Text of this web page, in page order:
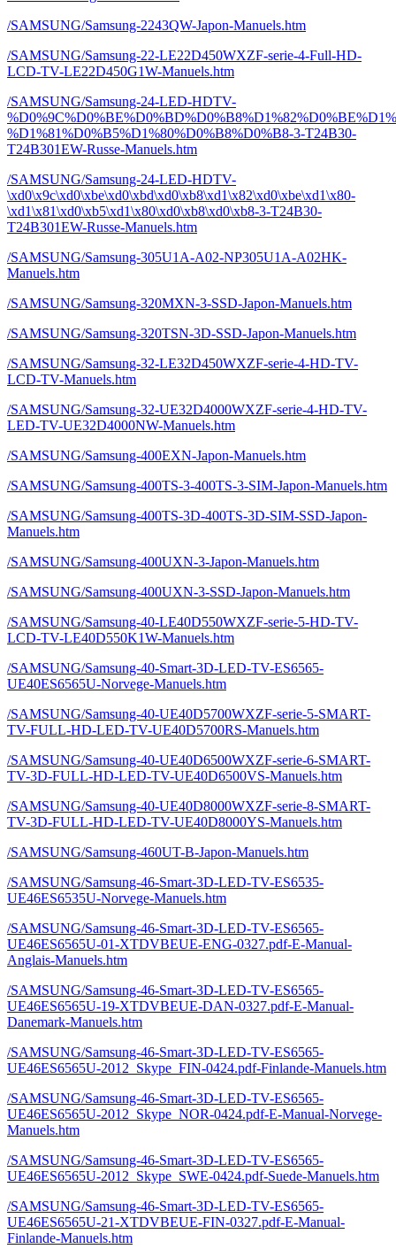
/SAMSUNG/Samsung-2243QW-Japon-Manuels.htm
/SAMSUNG/Samsung-22-LE22D450WXZF-serie-4-Full-HD-
LCD-TV-LE22D450G1W-Manuels.htm
/SAMSUNG/Samsung-24-LED-HDTV-
%D1%81%D0%B5%D1%80%D0%B8%D0%B8-3-T24B30-
T24B301EW-Russe-Manuels.htm
/SAMSUNG/Samsung-24-LED-HDTV-
\xd0\x9c\xd0\xbe\xd0\xbd\xd0\xb8\xd1\x82\xd0\xbe\xd1\x80-
\xd1\x81\xd0\xb5\xd1\x80\xd0\xb8\xd0\xb8-3-T24B30-
T24B301EW-Russe-Manuels.htm
/SAMSUNG/Samsung-305U1A-A02-NP305U1A-A02HK-
Manuels.htm
/SAMSUNG/Samsung-320MXN-3-SSD-Japon-Manuels.htm
/SAMSUNG/Samsung-320TSN-3D-SSD-Japon-Manuels.htm
/SAMSUNG/Samsung-32-LE32D450WXZF-serie-4-HD-TV-
LCD-TV-Manuels.htm
/SAMSUNG/Samsung-32-UE32D4000WXZF-serie-4-HD-TV-
LED-TV-UE32D4000NW-Manuels.htm
/SAMSUNG/Samsung-400EXN-Japon-Manuels.htm
/SAMSUNG/Samsung-400TS-3-400TS-3-SIM-Japon-Manuels.htm
/SAMSUNG/Samsung-400TS-3D-400TS-3D-SIM-SSD-Japon-
Manuels.htm
/SAMSUNG/Samsung-400UXN-3-Japon-Manuels.htm
/SAMSUNG/Samsung-400UXN-3-SSD-Japon-Manuels.htm
/SAMSUNG/Samsung-40-LE40D550WXZF-serie-5-HD-TV-
LCD-TV-LE40D550K1W-Manuels.htm
/SAMSUNG/Samsung-40-Smart-3D-LED-TV-ES6565-
UE40ES6565U-Norvege-Manuels.htm
/SAMSUNG/Samsung-40-UE40D5700WXZF-serie-5-SMART-
TV-FULL-HD-LED-TV-UE40D5700RS-Manuels.htm
/SAMSUNG/Samsung-40-UE40D6500WXZF-serie-6-SMART-
TV-3D-FULL-HD-LED-TV-UE40D6500VS-Manuels.htm
/SAMSUNG/Samsung-40-UE40D8000WXZF-serie-8-SMART-
TV-3D-FULL-HD-LED-TV-UE40D8000YS-Manuels.htm
/SAMSUNG/Samsung-460UT-B-Japon-Manuels.htm
/SAMSUNG/Samsung-46-Smart-3D-LED-TV-ES6535-
UE46ES6535U-Norvege-Manuels.htm
/SAMSUNG/Samsung-46-Smart-3D-LED-TV-ES6565-
UE46ES6565U-01-XTDVBEUE-ENG-0327.pdf-E-Manual-
Anglais-Manuels.htm
/SAMSUNG/Samsung-46-Smart-3D-LED-TV-ES6565-
UE46ES6565U-19-XTDVBEUE-DAN-0327.pdf-E-Manual-
Danemark-Manuels.htm
/SAMSUNG/Samsung-46-Smart-3D-LED-TV-ES6565-
UE46ES6565U-2012_Skype_FIN-0424.pdf-Finlande-Manuels.htm
/SAMSUNG/Samsung-46-Smart-3D-LED-TV-ES6565-
UE46ES6565U-2012_Skype_NOR-0424.pdf-E-Manual-Norvege-
Manuels.htm
/SAMSUNG/Samsung-46-Smart-3D-LED-TV-ES6565-
UE46ES6565U-2012_Skype_SWE-0424.pdf-Suede-Manuels.htm
/SAMSUNG/Samsung-46-Smart-3D-LED-TV-ES6565-
UE46ES6565U-21-XTDVBEUE-FIN-0327.pdf-E-Manual-
Finlande-Manuels.htm